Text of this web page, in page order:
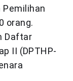
orang.
Daftar
II (DPTHP-